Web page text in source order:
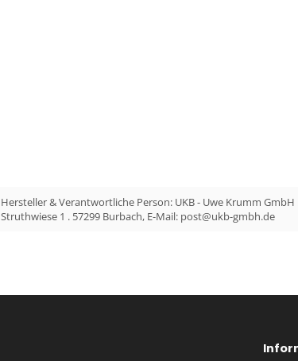
Hersteller & Verantwortliche Person: UKB - Uwe Krumm GmbH
Struthwiese 1 . 57299 Burbach, E-Mail: post@ukb-gmbh.de